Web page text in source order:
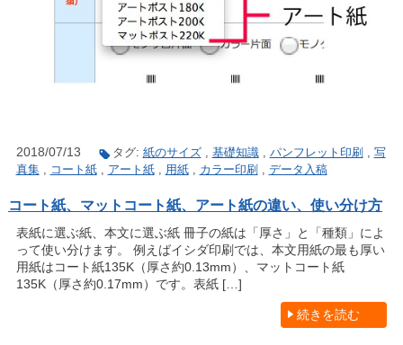
2018/07/13 タグ: 紙のサイズ, 基礎知識, パンフレット印刷 , 写
真集, コート紙, アート紙, 用紙, カラー印刷 , データ入稿
コート紙、マットコート紙、アート紙の違い、使い分け方
表紙に選ぶ紙、本文に選ぶ紙 冊子の紙は「厚さ」と「種類」によ
って使い分けます。 例えばイシダ印刷では、本文用紙の最も厚い
用紙はコート紙135K（厚さ約0.13mm）、マットコート紙
135K（厚さ約0.17mm）です。表紙 […]
続きを読む